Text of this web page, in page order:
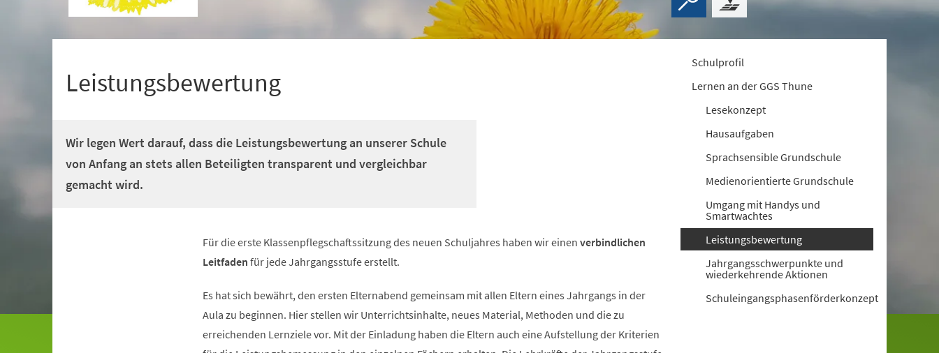
Leistungsbewertung
Wir legen Wert darauf, dass die Leistungsbewertung an unserer Schule
von Anfang an stets allen Beteiligten transparent und vergleichbar
gemacht wird.
Für die erste Klassenpflegschaftssitzung des neuen Schuljahres haben wir einen verbindlichen
Leitfaden für jede Jahrgangsstufe erstellt.
Es hat sich bewährt, den ersten Elternabend gemeinsam mit allen Eltern eines Jahrgangs in der
Aula zu beginnen. Hier stellen wir Unterrichtsinhalte, neues Material, Methoden und die zu
erreichenden Lernziele vor. Mit der Einladung haben die Eltern auch eine Aufstellung der Kriterien
Schulprofil
Lernen an der GGS Thune
Lesekonzept
Hausaufgaben
Sprachsensible Grundschule
Medienorientierte Grundschule
Umgang mit Handys und
Smartwachtes
Leistungsbewertung
Jahrgangsschwerpunkte und
wiederkehrende Aktionen
Schuleingangsphasenförderkonzept